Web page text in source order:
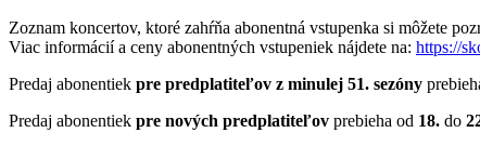
Zoznam koncertov, ktoré zahŕňa abonentná vstupenka si môžete
Viac informácií a ceny abonentných vstupeniek nájdete na: https://
Predaj abonentiek pre predplatiteľov z minulej 51. sezóny
Predaj abonentiek pre nových predplatiteľov prebieha od 18. do